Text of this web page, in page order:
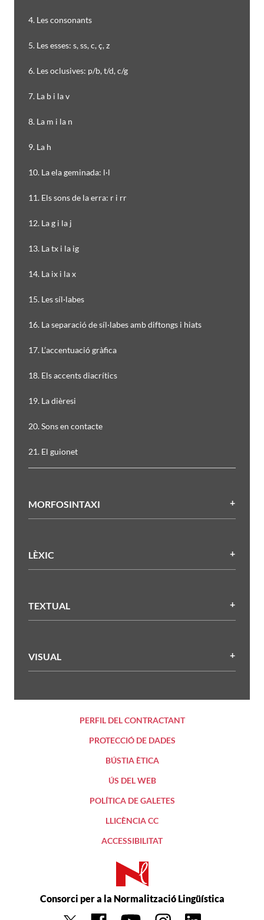
4. Les consonants
5. Les esses: s, ss, c, ç, z
6. Les oclusives: p/b, t/d, c/g
7. La b i la v
8. La m i la n
9. La h
10. La ela geminada: l·l
11. Els sons de la erra: r i rr
12. La g i la j
13. La tx i la ig
14. La ix i la x
15. Les síl·labes
16. La separació de síl·labes amb diftongs i hiats
17. L’accentuació gràfica
18. Els accents diacrítics
19. La dièresi
20. Sons en contacte
21. El guionet
MORFOSINTAXI
LÈXIC
TEXTUAL
VISUAL
PERFIL DEL CONTRACTANT
PROTECCIÓ DE DADES
BÚSTIA ÈTICA
ÚS DEL WEB
POLÍTICA DE GALETES
LLICÈNCIA CC
ACCESSIBILITAT
Consorci per a la Normalització Lingüística